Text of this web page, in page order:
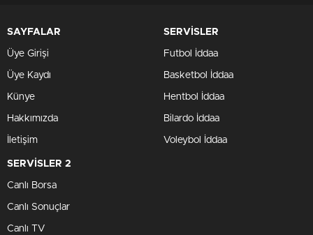
SAYFALAR
Üye Girişi
Üye Kaydı
Künye
Hakkımızda
İletişim
SERVİSLER
Futbol İddaa
Basketbol İddaa
Hentbol İddaa
Bilardo İddaa
Voleybol İddaa
SERVİSLER 2
Canlı Borsa
Canlı Sonuçlar
Canlı TV